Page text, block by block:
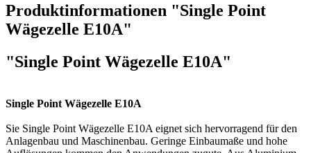
Produktinformationen "Single Point
Wägezelle E10A"
"Single Point Wägezelle E10A"
Single Point Wägezelle E10A
Sie Single Point Wägezelle E10A eignet sich hervorragend für den
Anlagenbau und Maschinenbau. Geringe Einbaumaße und hohe